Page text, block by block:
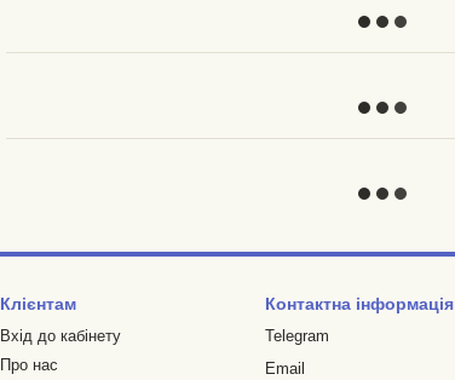
Клієнтам
Вхід до кабінету
Про нас
Контактна інформація
Telegram
Email